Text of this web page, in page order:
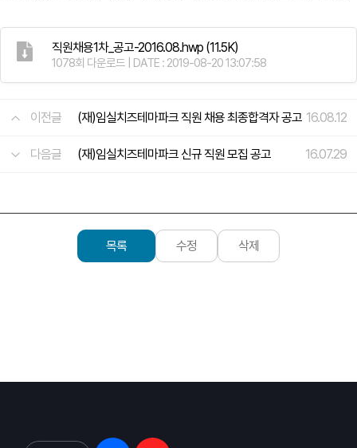
직원채용1차_공고-2016.08.hwp (11.5K)
1078회 다운로드 | DATE : 2019-08-20 13:07:58
이전글 (재)임실치즈테마파크 직원 채용 최종합격자 공고 16.08.12
다음글 (재)임실치즈테마파크 신규 직원 모집 공고 16.07.29
목록 수정 삭제